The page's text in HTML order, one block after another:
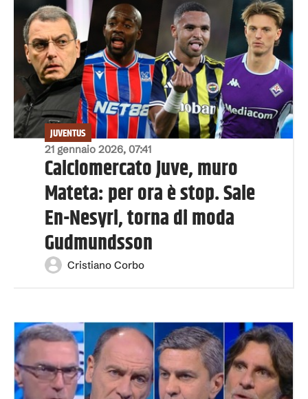
21 gennaio 2026, 07:41
JUVENTUS
Calciomercato Juve, muro
Mateta: per ora è stop. Sale
En-Nesyri, torna di moda
Gudmundsson
Cristiano Corbo